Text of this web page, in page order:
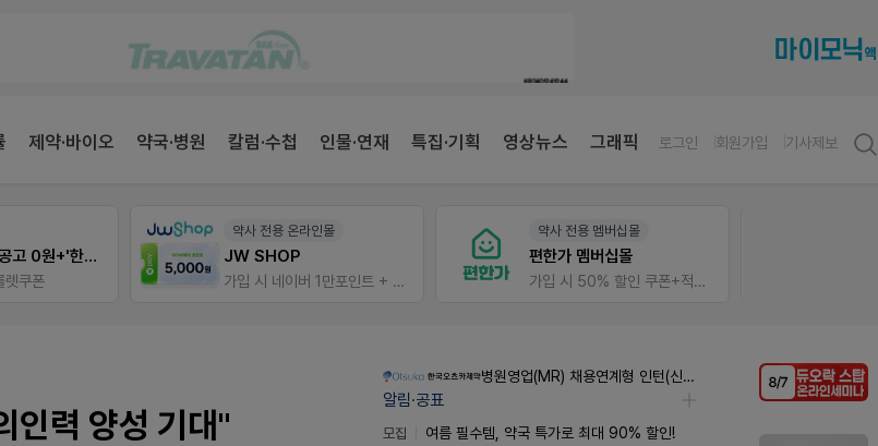
제약·바이오 약국·병원 칼럼·수첩 인물·연재 특집·기획 영상뉴스 그래픽 로그인 회원가입 기사제보
약국 첫 채용공고 0원+'한번 더' 무료 연장
렛쿠폰
약사 전용 온라인몰
JW SHOP
가입 시 네이버 1만포인트 + 스벅쿠폰
약사 전용 멤버십몰
편한가 멤버십몰
가입 시 50% 할인 쿠폰+적립금까지!
인력 양성 기대"
병원영업(MR) 채용연계형 인턴(신입사원) 모집 공고
알림·공표
모집
여름 필수템, 약국 특가로 최대 90% 할인!